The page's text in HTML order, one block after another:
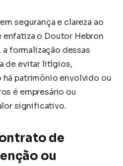
segurança e clareza ao
o Doutor Hebron
formalização dessas
de evitar litígios,
patrimônio envolvido ou
é empresário ou
significativo.
de
ou